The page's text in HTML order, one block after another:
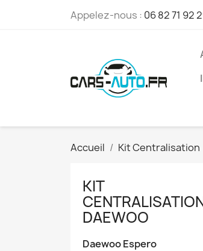
Appelez-nous : 06 82 71 92
Accueil Kit Centralisation
KIT
DAEWOO
Daewoo Espero